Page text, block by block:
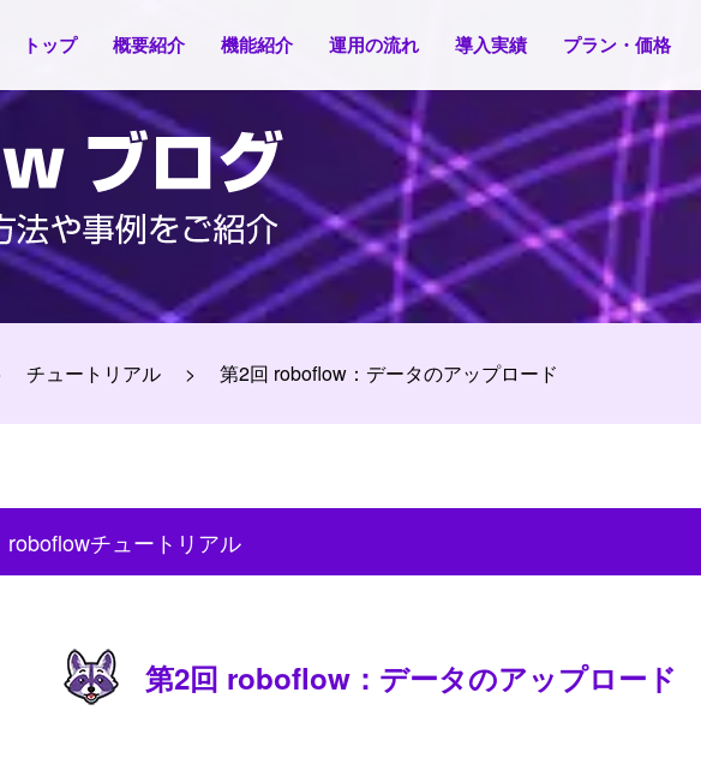
トップ 概要紹介 機能紹介 運用の流れ 導入実績 プラン・価格
チュートリアル 第2回 roboflow：データのアップロード
roboflowチュートリアル
第2回 roboflow：データのアップロード